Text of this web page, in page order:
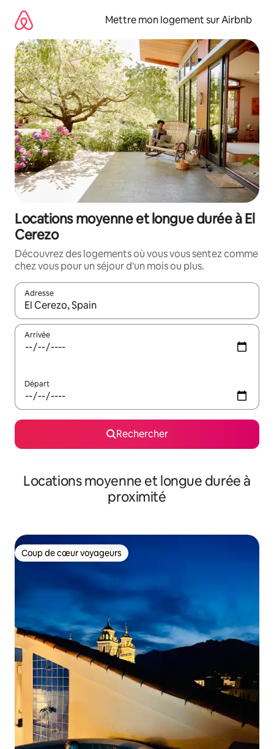
directement
contenu
Mettre mon logement sur Airbnb
Locations moyenne et longue durée à El
Cerezo
Découvrez des logements où vous vous sentez comme
chez vous pour un séjour d'un mois ou plus.
Adresse
Lorsque les résultats s'affichent, utilisez les flèches vers le
Arrivée
Départ
Rechercher
Locations moyenne et longue durée à
proximité
Coup de cœur voyageurs
Coup de cœur voyageurs